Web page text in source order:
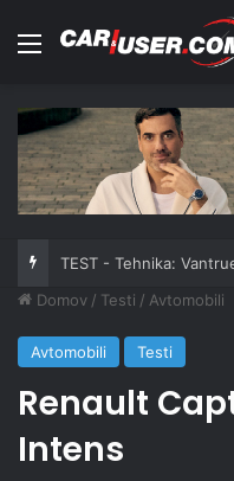
Meni
TEST - Tehnika:
Domov / Testi / Avtomobili
Avtomobili Testi
Renault
Intens